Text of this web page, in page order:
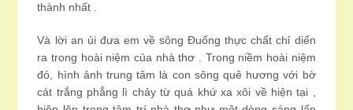
thành nhất .
Và lời an ủi đưa em về sông Đuống thực chất chỉ diến
ra trong hoài niệm của nhà thơ . Trong niềm hoài niệm
đó, hình ảnh trung tâm là con sông quê hương với bờ
cát trắng phẳng lì chảy từ quá khứ xa xôi về hiện tại ,